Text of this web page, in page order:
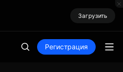
Загрузить
Регистрация